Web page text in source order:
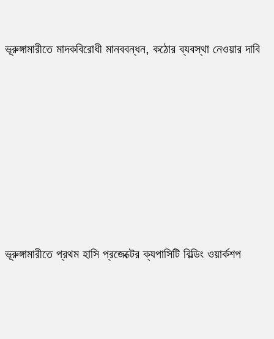
ভূরুঙ্গামারীতে মাদকবিরোধী মানববন্ধন, কঠোর ব্যবস্থা নেওয়ার দাবি
ভূরুঙ্গামারীতে প্রথম হাসি প্রজেক্টের ক্যপাসিটি বিল্ডিং ওয়ার্কশপ